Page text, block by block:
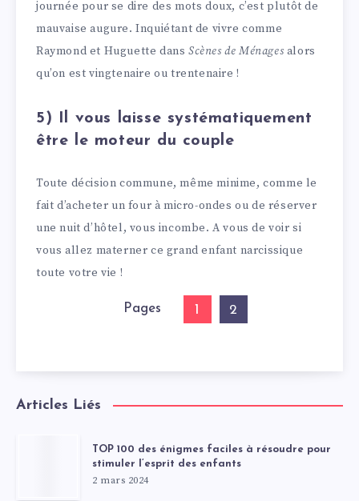
journée pour se dire des mots doux, c’est plutôt de
mauvaise augure. Inquiétant de vivre comme
Raymond et Huguette dansScènes de Ménages alors
qu’on est vingtenaire ou trentenaire !
5) Il vous laisse systématiquement
être le moteur du couple
Toute décision commune, même minime, comme le
fait d’acheter un four à micro-ondes ou de réserver
une nuit d’hôtel, vous incombe. A vous de voir si
vous allez materner ce grand enfant narcissique
toute votre vie !
Pages 1 2
Articles Liés
TOP 100 des énigmes faciles à résoudre pour
stimuler l’esprit des enfants
2 mars 2024